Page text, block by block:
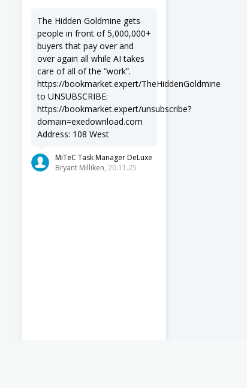
The Hidden Goldmine gets
people in front of 5,000,000+
buyers that pay over and
over again all while AI takes
care of all of the “work”.
https://bookmarket.expert/TheHiddenGoldmine
to UNSUBSCRIBE:
https://bookmarket.expert/unsubscribe?
domain=exedownload.com
Address: 108 West
MiTeC Task Manager DeLuxe
Bryant Milliken, 20.11.25